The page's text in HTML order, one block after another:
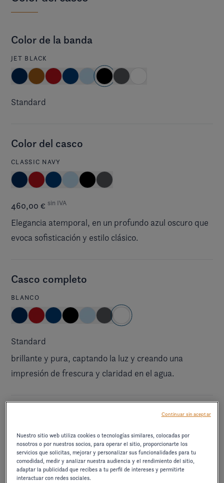
Color de la banda
JET BLACK
Standard
Color del casco
CLASSIC NAVY
460,00 € sin IVA
Elegancia atemporal, en un profundo azul oscuro que
evoca sofisticación y estilo clásico.
Casco completo
BLANCO
Standard
brillante y pura, captando la luz y creando una
impresión de frescura y claridad en el agua.
ELEVATE JET BLACK/CRIMSON RED
630,00 €sin IVA
Nuestro sitio web utiliza cookies o tecnologías similares, colocadas por
nosotros o por nuestros socios, para operar el sitio, proporcionarte los
servicios que solicitas, mejorar y personalizar sus funcionalidades para tu
comodidad, medir y analizar nuestra audiencia y el rendimiento del sitio,
adaptar la publicidad que recibes a tu perfil de intereses y permitirte
interactuar con redes sociales.
Continuar sin aceptar